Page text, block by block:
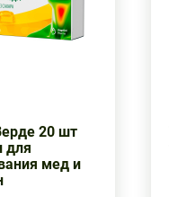
20 шт
для
мед и